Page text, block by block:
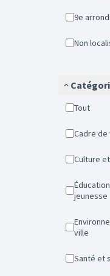
9e
Non
Tout
Cadre
Culture
Éducation, enfance et
jeunesse
Environnement et nature en
ville
Santé